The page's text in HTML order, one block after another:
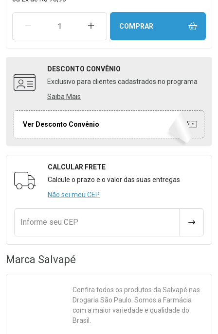
REMOVER UMA UNIDADEAUMENTAR UMA UNIDADE
COMPRAR
DESCONTO CONVÊNIO
Exclusivo para clientes cadastrados no programa
Saiba Mais
Ver Desconto Convênio
Formulário para Calcular o Frete
CALCULAR FRETE
Calcule o prazo e o valor das suas entregas
Não sei meu CEP
Informe seu CEP
Marca Salvapé
Confira todos os produtos da Salvapé nas
Drogaria São Paulo. Somos a Farmácia
com a maior variedade e qualidade do
Brasil.